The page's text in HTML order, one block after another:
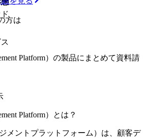
は
Platform）の製品にまとめて資料請
Platform）とは？
ントプラットフォーム）は、顧客デ